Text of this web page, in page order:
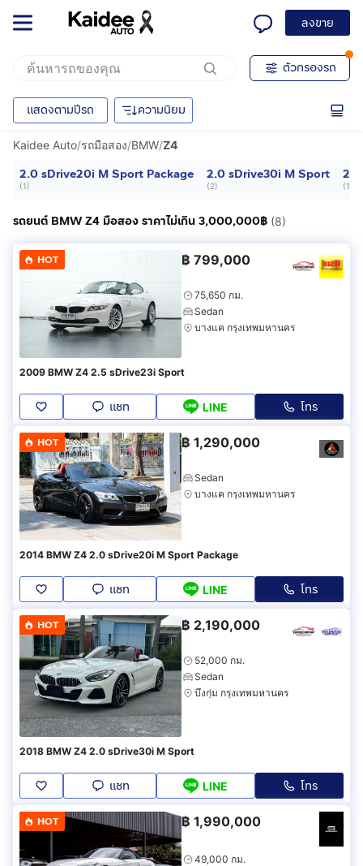
ลงขาย
ตัวกรองรถ
แสดงตามปีรถ ความนิยม
Kaidee Auto/รถมือสอง/BMW/Z4
2.0 sDrive20i M Sport Package
(1)
2.0 sDrive30i M Sport
(2)
2.2
(1
รถยนต์ BMW Z4 มือสอง ราคาไม่เกิน 3,000,000฿ (8)
HOT ฿ 799,000
75,650 กม.
Sedan
บางแค กรุงเทพมหานคร
2009 BMW Z4 2.5 sDrive23i Sport
แชท LINE โทร
HOT ฿ 1,290,000
Sedan
บางแค กรุงเทพมหานคร
2014 BMW Z4 2.0 sDrive20i M Sport Package
แชท LINE โทร
HOT ฿ 2,190,000
52,000 กม.
Sedan
บึงกุ่ม กรุงเทพมหานคร
2018 BMW Z4 2.0 sDrive30i M Sport
แชท LINE โทร
HOT ฿ 1,990,000
49,000 กม.